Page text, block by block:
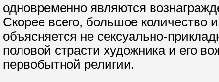
одновременно являются
Скорее всего, большое количество
объясняется не сексуально-
половой страсти художника и его
первобытной религии.